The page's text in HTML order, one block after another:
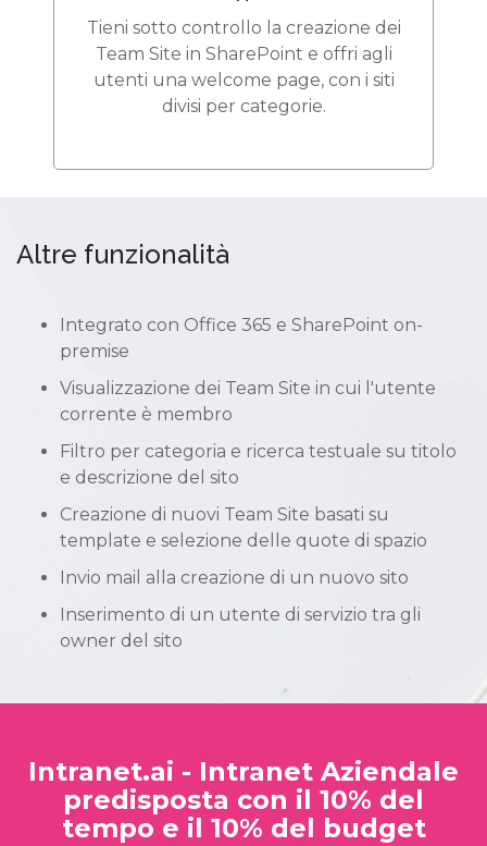
Tieni sotto controllo la creazione dei
Team Site in SharePoint e offri agli
utenti una welcome page, con i siti
divisi per categorie.
Altre funzionalità
Integrato con Office 365 e SharePoint on-
premise
Visualizzazione dei Team Site in cui l'utente
corrente è membro
Filtro per categoria e ricerca testuale su titolo
e descrizione del sito
Creazione di nuovi Team Site basati su
template e selezione delle quote di spazio
Invio mail alla creazione di un nuovo sito
Inserimento di un utente di servizio tra gli
owner del sito
Intranet.ai - Intranet Aziendale
predisposta con il 10% del
tempo e il 10% del budget